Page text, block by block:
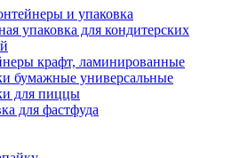
и упаковка
упаковка для кондитерских
крафт, ламинированные
бумажные универсальные
для пиццы
для фастфуда